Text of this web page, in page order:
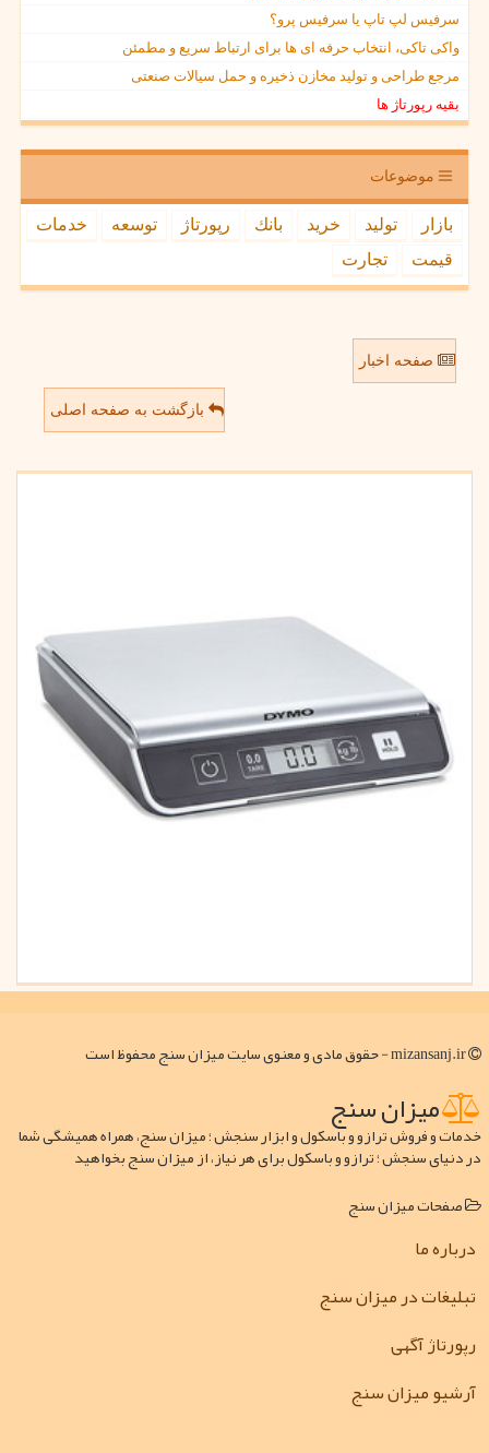
سرفیس لپ تاپ یا سرفیس پرو؟
واکی تاکی، انتخاب حرفه ای ها برای ارتباط سریع و مطمئن
مرجع طراحی و تولید مخازن ذخیره و حمل سیالات صنعتی
بقیه رپورتاژ ها
موضوعات
بازار تولید خرید بانك رپورتاژ توسعه
خدمات
قیمت
تجارت
صفحه اخبار
بازگشت به صفحه اصلی
میزان سنج
خدمات و فروش ترازو و باسکول و ابزار سنجش ؛ میزان سنج، همراه همیشگی شما
در دنیای سنجش ؛ ترازو و باسکول برای هر نیاز، از میزان سنج بخواهید
صفحات میزان سنج
درباره ما
تبلیغات در میزان سنج
رپورتاژ آگهی
آرشیو میزان سنج